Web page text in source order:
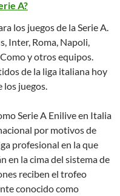
A?
los juegos de la Serie A.
Inter, Roma, Napoli,
y otros equipos.
de la liga italiana hoy
los juegos.
Serie A Enilive en Italia
por motivos de
profesional en la que
en la cima del sistema de
reciben el trofeo
conocido como